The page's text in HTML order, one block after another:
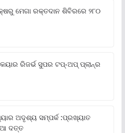
ମେଗା ରକ୍ତଦାନ ଶିବିରରେ ୨୮୦
ରିଜର୍ଭ ସୁପର ଟପ୍‌-ଅପ୍ ପ୍ଲାନ୍‌ର
ଅଦୃଶ୍ୟ ସମ୍ପର୍କ :ପ୍ରଖ୍ୟାତ
ଦତ୍ତ